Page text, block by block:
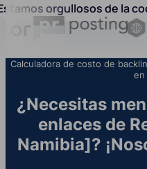
orgullosos de la
Calculadora de costo de
en
¿Necesitas
enlaces de
Namibia]?